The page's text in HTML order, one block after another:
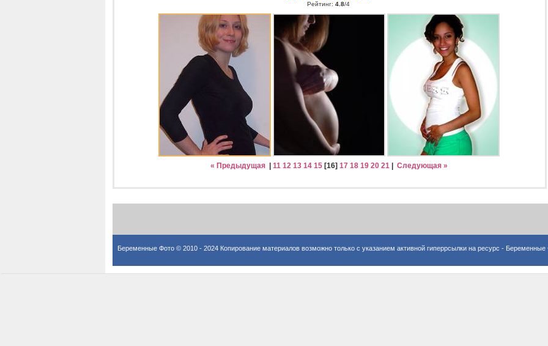
Рейтинг: 4.8/4
« Предыдущая| 11 12 13 14 15[16] 17 18 19 20 21| Следующая »
Беременные Фото © 2010 - 2024 Копирование материалов возможно только с указанием активной гиперрсылки на ресурс - Беременные